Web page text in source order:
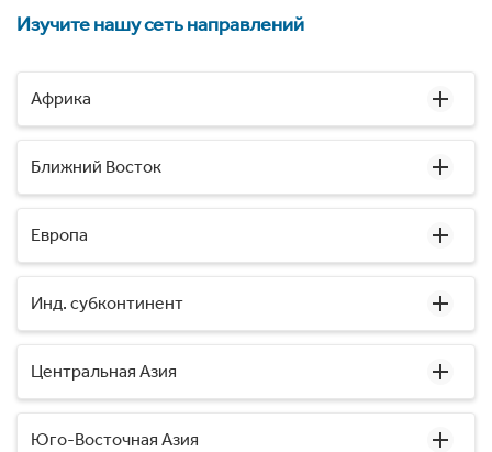
Изучите нашу сеть направлений
Африка
Ближний Восток
Европа
Инд. субконтинент
Центральная Азия
Юго-Восточная Азия